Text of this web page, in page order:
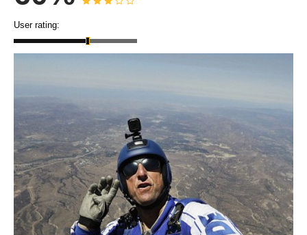
User rating: